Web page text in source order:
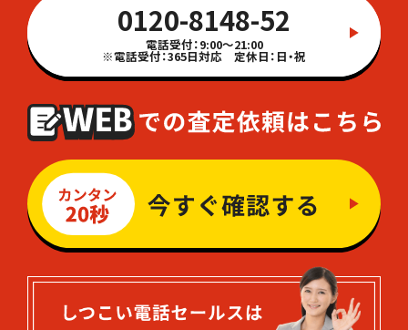
0120-8148-52
電話受付：9:00～21:00
※電話受付：365日対応 定休日：日・祝